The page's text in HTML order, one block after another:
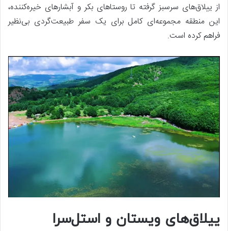
از ییلاق‌های سرسبز گرفته تا روستاهای بکر و آبشارهای خیره‌کننده،
این منطقه مجموعه‌ای کامل برای یک سفر طبیعت‌گردی بی‌نظیر
فراهم کرده است.
ییلاق‌های ویستان و استل‌سرا